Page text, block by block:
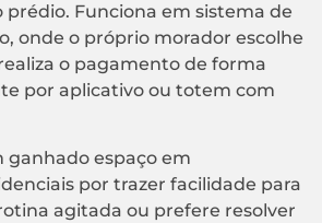
prédio. Funciona em sistema de
onde o próprio morador escolhe
o pagamento de forma
por aplicativo ou totem com
ganhado espaço em
por trazer facilidade para
agitada ou prefere resolver